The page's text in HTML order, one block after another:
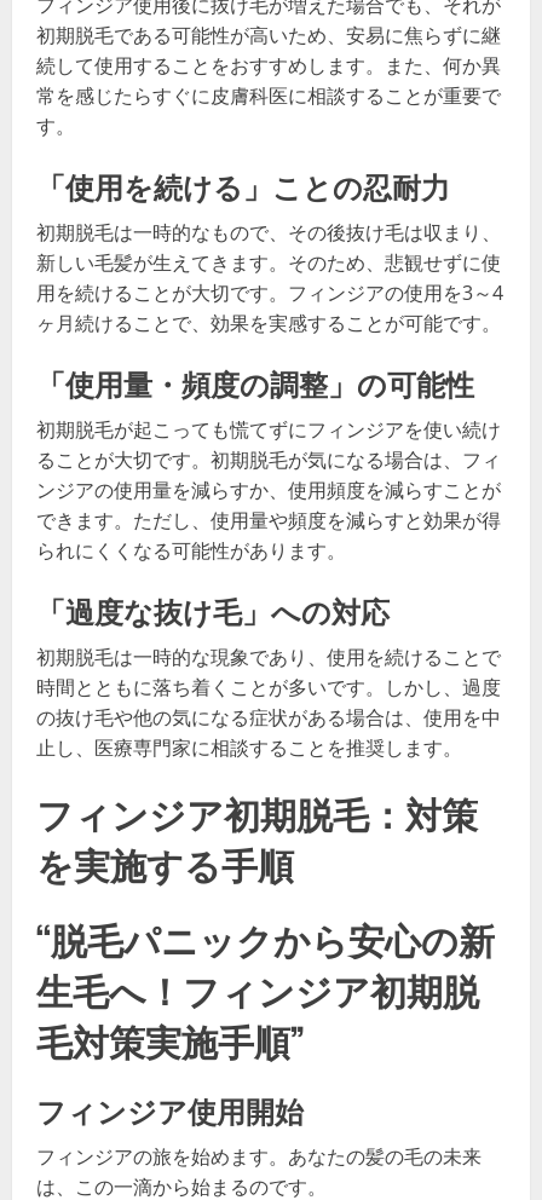
初期脱毛である可能性が高いため、安易に焦らずに継
続して使用することをおすすめします。また、何か異
常を感じたらすぐに皮膚科医に相談することが重要で
す。
「使用を続ける」ことの忍耐力
初期脱毛は一時的なもので、その後抜け毛は収まり、
新しい毛髪が生えてきます。そのため、悲観せずに使
用を続けることが大切です。フィンジアの使用を3～4
ヶ月続けることで、効果を実感することが可能です。
「使用量・頻度の調整」の可能性
初期脱毛が起こっても慌てずにフィンジアを使い続け
ることが大切です。初期脱毛が気になる場合は、フィ
ンジアの使用量を減らすか、使用頻度を減らすことが
できます。ただし、使用量や頻度を減らすと効果が得
られにくくなる可能性があります。
「過度な抜け毛」への対応
初期脱毛は一時的な現象であり、使用を続けることで
時間とともに落ち着くことが多いです。しかし、過度
の抜け毛や他の気になる症状がある場合は、使用を中
止し、医療専門家に相談することを推奨します。
フィンジア初期脱毛：対策
を実施する手順
“脱毛パニックから安心の新
生毛へ！フィンジア初期脱
毛対策実施手順”
フィンジア使用開始
フィンジアの旅を始めます。あなたの髪の毛の未来
は、この一滴から始まるのです。